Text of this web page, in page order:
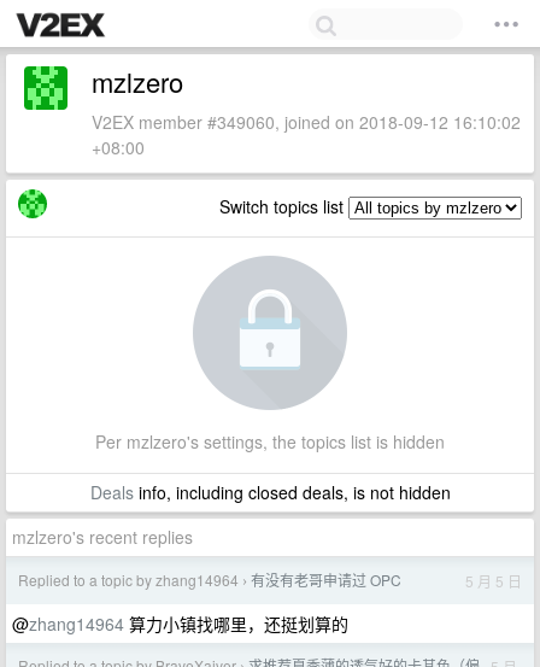
mzlzero
V2EX member #349060, joined on 2018-09-12 16:10:02
+08:00
Switch topics list
Per mzlzero's settings, the topics list is hidden
Dealsinfo, including closed deals, is not hidden
mzlzero's recent replies
Replied to a topic by zhang14964 › 有没有老哥申请过 OPC 5 月 5 日
@zhang14964 算力小镇找哪里，还挺划算的